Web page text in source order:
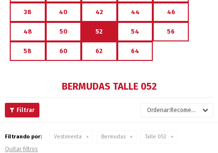
38 40 42 44 46
48 50 52 54 56
58 60 62 64
BERMUDAS TALLE 052
Recomendados
Filtrando por: Vestimenta Bermudas Talle 052
Quitar filtros